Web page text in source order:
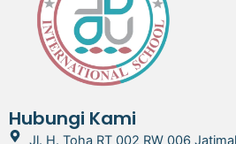
Hubungi Kami
Jl. H. Toha RT 002 RW 006